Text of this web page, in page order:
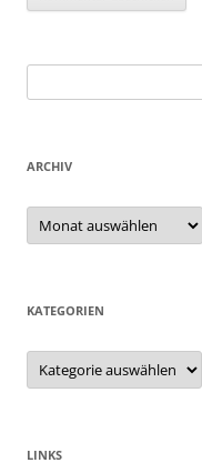
nach:
ARCHIV
Archiv
KATEGORIEN
Kategorien
LINKS